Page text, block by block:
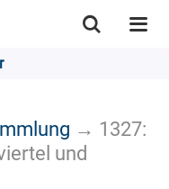
→ 1327:
und